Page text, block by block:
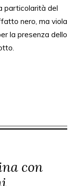
particolarità del
nero, ma viola
la presenza dello
con